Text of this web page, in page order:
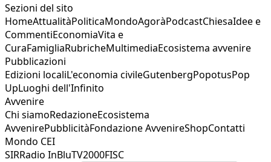
Sezioni del sito
HomeAttualitàPoliticaMondoAgoràPodcastChiesaIdee e
CommentiEconomiaVita e
CuraFamigliaRubricheMultimediaEcosistema avvenire
Pubblicazioni
Edizioni localiL'economia civileGutenbergPopotusPop
UpLuoghi dell'Infinito
Avvenire
Chi siamoRedazioneEcosistema
AvvenirePubblicitàFondazione AvvenireShopContatti
Mondo CEI
SIRRadio InBluTV2000FISC